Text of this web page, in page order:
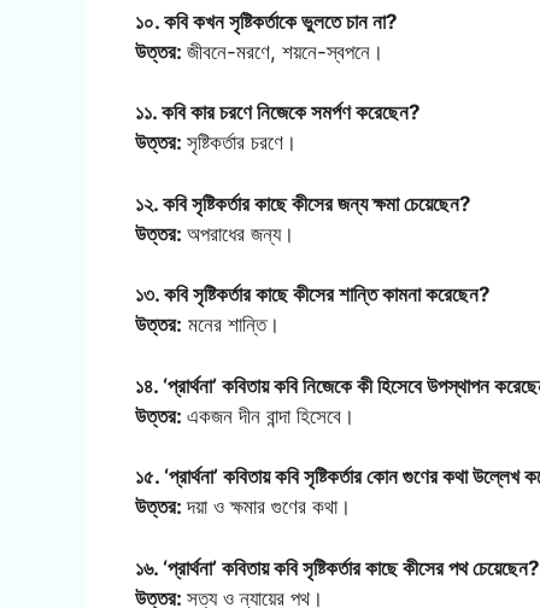
১০. কবি কখন সৃষ্টিকর্তাকে ভুলতে চান না?
উত্তর: জীবনে-মরণে, শয়নে-স্বপনে।
১১. কবি কার চরণে নিজেকে সমর্পণ করেছেন?
উত্তর: সৃষ্টিকর্তার চরণে।
১২. কবি সৃষ্টিকর্তার কাছে কীসের জন্য ক্ষমা চেয়েছেন?
উত্তর: অপরাধের জন্য।
১৩. কবি সৃষ্টিকর্তার কাছে কীসের শান্তি কামনা করেছেন?
উত্তর: মনের শান্তি।
১৪. ‘প্রার্থনা’ কবিতায় কবি নিজেকে কী হিসেবে উপস্থাপন
উত্তর: একজন দীন বান্দা হিসেবে।
১৫. ‘প্রার্থনা’ কবিতায় কবি সৃষ্টিকর্তার কোন গুণের কথা উল্লেখ
উত্তর:দয়া ও ক্ষমার গুণের কথা।
১৬. ‘প্রার্থনা’ কবিতায় কবি সৃষ্টিকর্তার কাছে কীসের পথ চেয়েছেন?
উত্তর: সত্য ও ন্যায়ের পথ।